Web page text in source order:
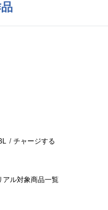
チャージする
アル対象商品一覧